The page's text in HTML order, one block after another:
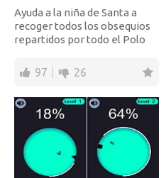
Ayuda a la niña de Santa a
recoger todos los obsequios
repartidos por todo el Polo
97 26